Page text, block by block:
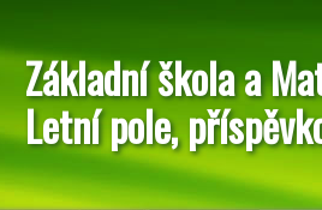
Základní škola a
Letní pole,